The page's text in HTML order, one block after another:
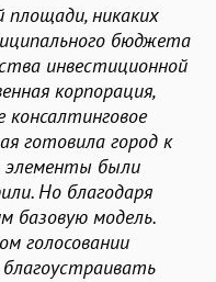
площади, никаких
бюджета
инвестиционной
корпорация,
консалтинговое
готовила город к
элементы были
Но благодаря
базовую модель.
голосовании